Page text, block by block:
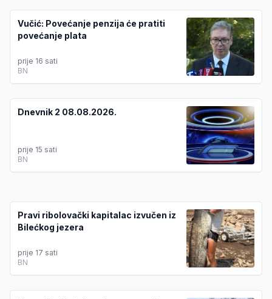
Vučić: Povećanje penzija će pratiti
povećanje plata
prije 16 sati
BN
Dnevnik 2 08.08.2026.
prije 15 sati
BN
Pravi ribolovački kapitalac izvučen iz
Bilećkog jezera
prije 17 sati
BN